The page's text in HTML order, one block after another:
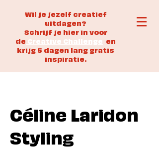
Wil je jezelf creatief
uitdagen?
Schrijf je hier in voor
de Creative Challenge en
krijg 5 dagen lang gratis
inspiratie.
Céline Laridon
Styling